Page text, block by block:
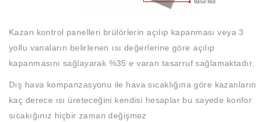
Kazan kontrol panelleri brülörlerin açılıp kapanması veya 3
yollu vanaların belirlenen ısı değerlerine göre açılıp
kapanmasını sağlayarak %35 e varan tasarruf sağlamaktadır.
Dış hava kompanzasyonu ile hava sıcaklığına göre kazanların
kaç derece ısı üreteceğini kendisi hesaplar bu sayede konfor
sıcakığınız hiçbir zaman değişmez